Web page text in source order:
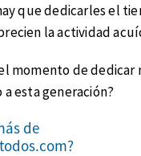
que dedicarles el
la actividad
momento de dedicar
esta generación?
de